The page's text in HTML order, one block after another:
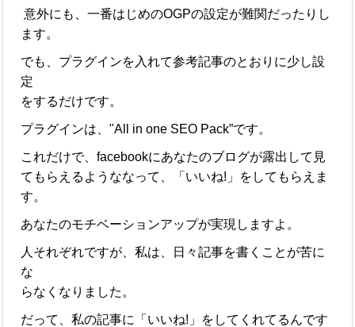
意外にも、一番はじめのOGPの設定が難関だったりし
ます。
でも、プラグインを入れて参考記事のとおりに少し設
定
をするだけです。
プラグインは、"All in one SEO Pack”です。
これだけで、facebookにあなたのブログが露出して見
てもらえるようななって、「いいね!」をしてもらえま
す。
あなたのモチベーションアップが実現しますよ。
人それぞれですが、私は、日々記事を書くことが苦に
な
らなくなりました。
だって、私の記事に「いいね!」をしてくれてるんです